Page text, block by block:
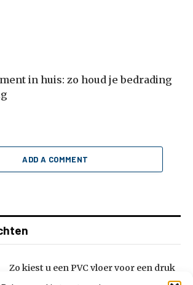
in huis: zo houd je bedrading
ADD A COMMENT
Zo kiest u een PVC vloer voor een druk